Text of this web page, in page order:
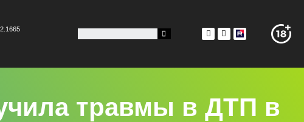
травмы в ДТП в